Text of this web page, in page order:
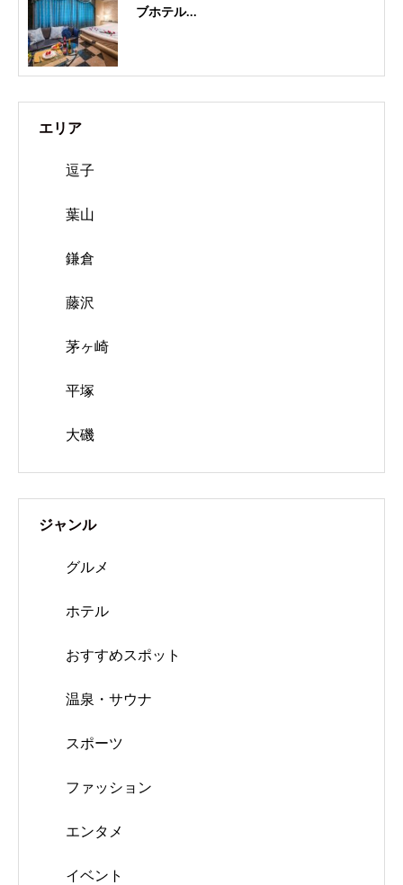
ブホテル...
エリア
逗子
葉山
鎌倉
藤沢
茅ヶ崎
平塚
大磯
ジャンル
グルメ
ホテル
おすすめスポット
温泉・サウナ
スポーツ
ファッション
エンタメ
イベント